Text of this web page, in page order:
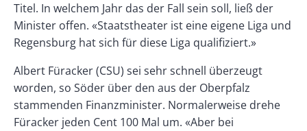
Titel. In welchem Jahr das der Fall sein soll, ließ der
Minister offen. «Staatstheater ist eine eigene Liga und
Regensburg hat sich für diese Liga qualifiziert.»
Albert Füracker (CSU) sei sehr schnell überzeugt
worden, so Söder über den aus der Oberpfalz
stammenden Finanzminister. Normalerweise drehe
Füracker jeden Cent 100 Mal um. «Aber bei